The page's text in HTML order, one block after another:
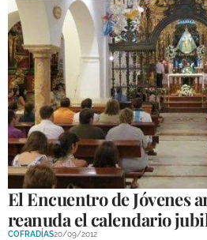
El Encuentro de Jóvenes
reanuda el calendario
COFRADÍAS20/09/2012